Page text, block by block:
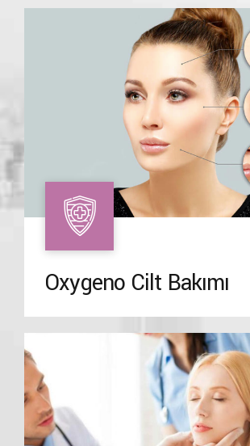
Oxygeno Cilt Bakımı